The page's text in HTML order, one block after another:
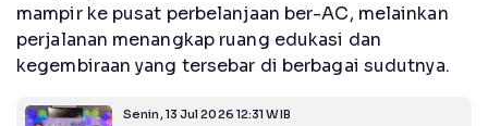
mampir ke pusat perbelanjaan ber-AC, melainkan
perjalanan menangkap ruang edukasi dan
kegembiraan yang tersebar di berbagai sudutnya.
Senin, 13 Jul 2026 12:31 WIB